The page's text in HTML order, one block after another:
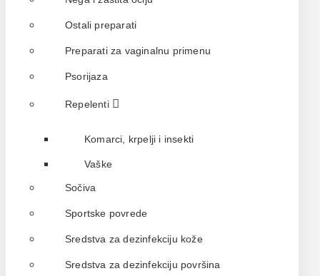
Ostali preparati
Preparati za vaginalnu primenu
Psorijaza
Repelenti
Komarci, krpelji i insekti
Vaške
Sočiva
Sportske povrede
Sredstva za dezinfekciju kože
Sredstva za dezinfekciju površina